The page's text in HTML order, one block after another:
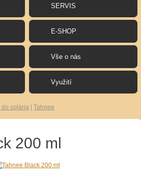
SERVIS
E-SHOP
Vše o nás
Využití
do solária Tahnee
200 ml